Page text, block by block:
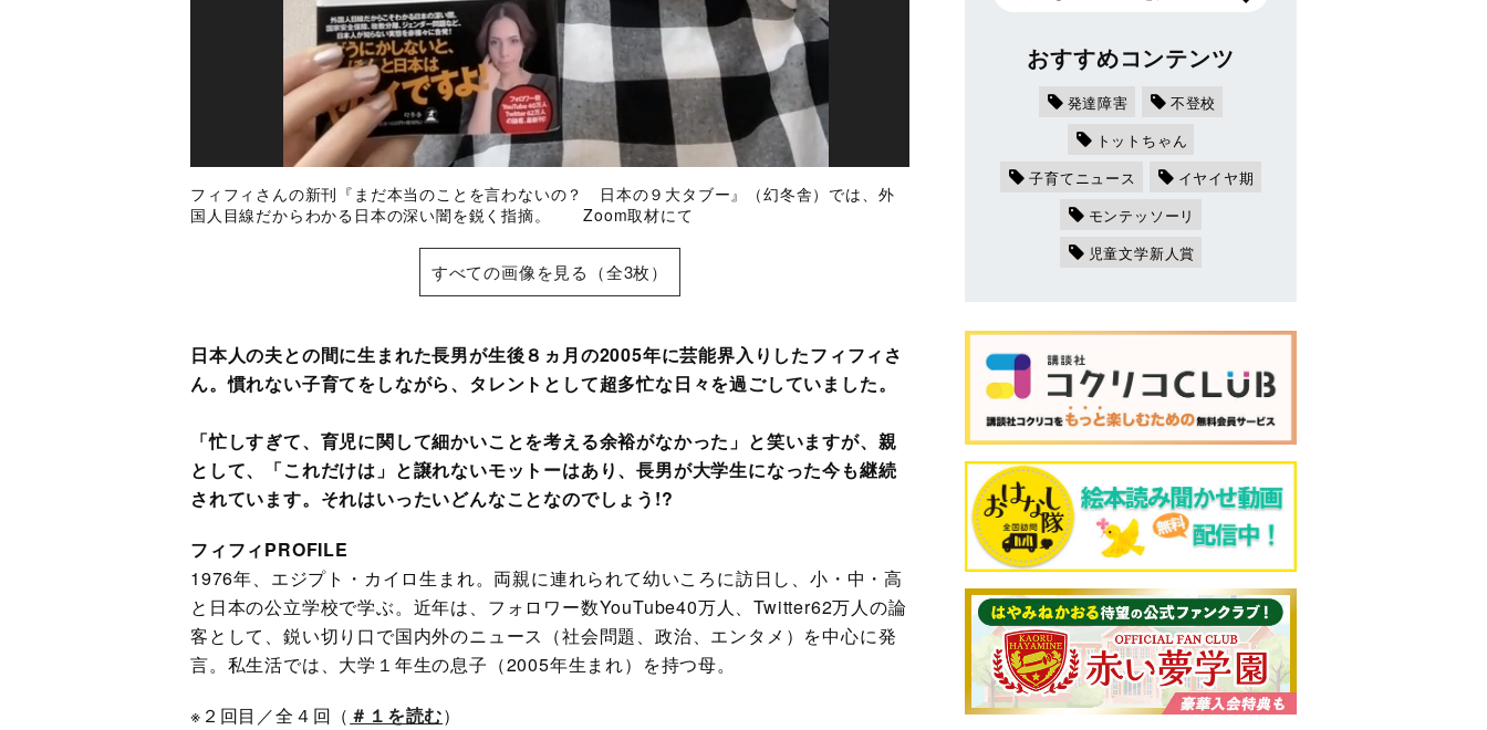
フィフィさんの新刊『まだ本当のことを言わないの？ 日本の９大タブー』（幻冬舎）では、外
国人目線だからわかる日本の深い闇を鋭く指摘。 Zoom取材にて
すべての画像を見る（全3枚）
日本人の夫との間に生まれた長男が生後８ヵ月の2005年に芸能界入りしたフィフィさ
ん。慣れない子育てをしながら、タレントとして超多忙な日々を過ごしていました。
「忙しすぎて、育児に関して細かいことを考える余裕がなかった」と笑いますが、親
として、「これだけは」と譲れないモットーはあり、長男が大学生になった今も継続
されています。それはいったいどんなことなのでしょう!?
フィフィPROFILE
1976年、エジプト・カイロ生まれ。両親に連れられて幼いころに訪日し、小・中・高
と日本の公立学校で学ぶ。近年は、フォロワー数YouTube40万人、Twitter62万人の論
客として、鋭い切り口で国内外のニュース（社会問題、政治、エンタメ）を中心に発
言。私生活では、大学１年生の息子（2005年生まれ）を持つ母。
※２回目／全４回（ ＃１を読む）
おすすめコンテンツ
発達障害
不登校
トットちゃん
子育てニュース
イヤイヤ期
モンテッソーリ
児童文学新人賞